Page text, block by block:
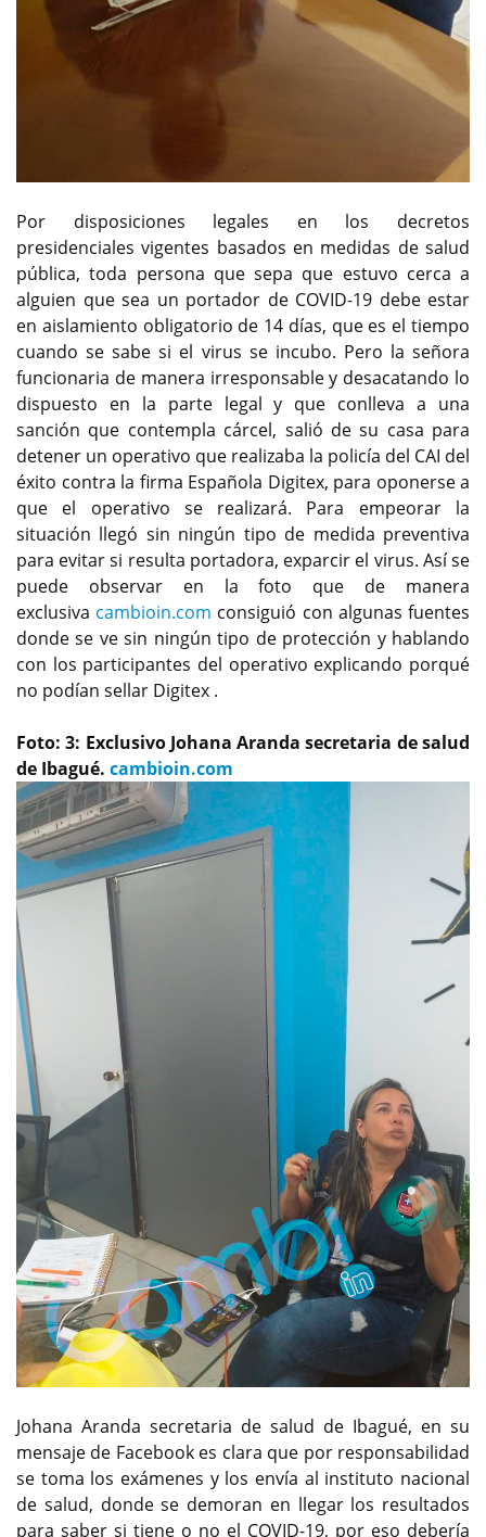
Por disposiciones legales en los decretos
presidenciales vigentes basados en medidas de salud
pública, toda persona que sepa que estuvo cerca a
alguien que sea un portador de COVID-19 debe estar
en aislamiento obligatorio de 14 días, que es el tiempo
cuando se sabe si el virus se incubo. Pero la señora
funcionaria de manera irresponsable y desacatando lo
dispuesto en la parte legal y que conlleva a una
sanción que contempla cárcel, salió de su casa para
detener un operativo que realizaba la policía del CAI del
éxito contra la firma Española Digitex, para oponerse a
que el operativo se realizará. Para empeorar la
situación llegó sin ningún tipo de medida preventiva
para evitar si resulta portadora, exparcir el virus. Así se
puede observar en la foto que de manera
exclusiva cambioin.com consiguió con algunas fuentes
donde se ve sin ningún tipo de protección y hablando
con los participantes del operativo explicando porqué
no podían sellar Digitex .
Foto: 3: Exclusivo Johana Aranda secretaria de salud
de Ibagué. cambioin.com
Johana Aranda secretaria de salud de Ibagué, en su
mensaje de Facebook es clara que por responsabilidad
se toma los exámenes y los envía al instituto nacional
de salud, donde se demoran en llegar los resultados
para saber si tiene o no el COVID-19, por eso debería